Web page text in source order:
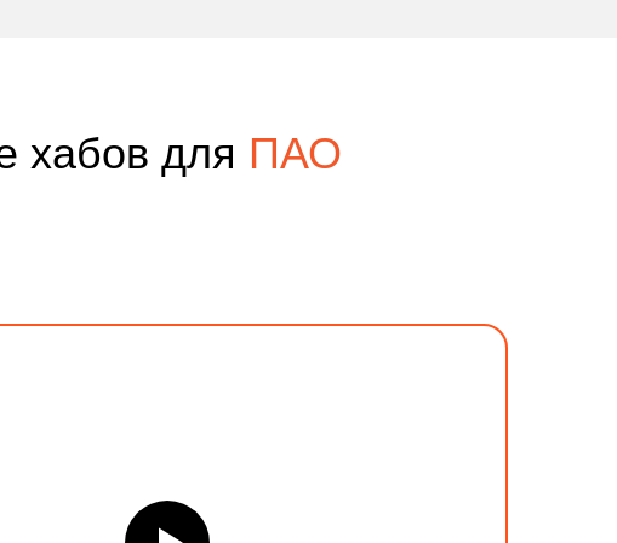
хабов для ПАО